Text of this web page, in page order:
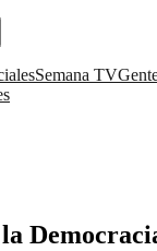
Semana TV